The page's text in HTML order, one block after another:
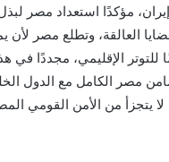
مؤكدًا استعداد مصر لبذل
العالقة، وتطلع مصر لأن
الإقليمي، مجددًا في
مصر الكامل مع الدول
يتجزأ من الأمن القومي